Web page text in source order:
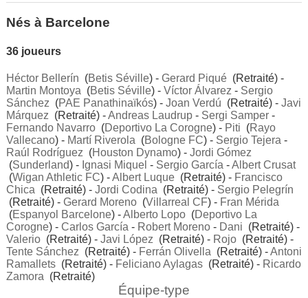
Nés à Barcelone
36 joueurs
Héctor Bellerín (Betis Séville) - Gerard Piqué(Retraité) -
Martin Montoya (Betis Séville) - Víctor Álvarez - Sergio
Sánchez (PAE Panathinaïkós) - Joan Verdú (Retraité) - Javi
Márquez (Retraité) -Andreas Laudrup- Sergi Samper-
Fernando Navarro(Deportivo La Corogne) - Piti (Rayo
Vallecano) - Martí Riverola (Bologne FC) - Sergio Tejera -
Raúl Rodríguez (Houston Dynamo) - Jordi Gómez
(Sunderland) - Ignasi Miquel - Sergio García -Albert Crusat
(Wigan Athletic FC) -Albert Luque(Retraité) - Francisco
Chica (Retraité) - Jordi Codina (Retraité) - Sergio Pelegrín
(Retraité) - Gerard Moreno(Villarreal CF) - Fran Mérida
(Espanyol Barcelone) -Alberto Lopo(Deportivo La
Corogne) - Carlos García - Robert Moreno- Dani (Retraité) -
Valerio(Retraité) - Javi López (Retraité) - Rojo(Retraité) -
Tente Sánchez (Retraité) - Ferrán Olivella (Retraité) -Antoni
Ramallets(Retraité) - Feliciano Aylagas(Retraité) - Ricardo
Zamora (Retraité)
Équipe-type